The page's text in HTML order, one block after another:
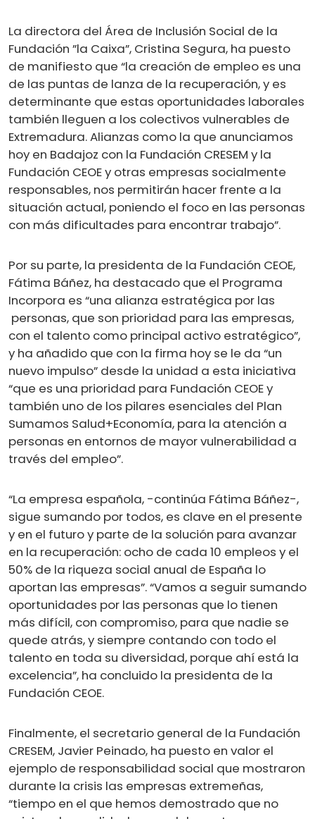
La directora del Área de Inclusión Social de la
Fundación ”la Caixa”, Cristina Segura, ha puesto
de manifiesto que “la creación de empleo es una
de las puntas de lanza de la recuperación, y es
determinante que estas oportunidades laborales
también lleguen a los colectivos vulnerables de
Extremadura. Alianzas como la que anunciamos
hoy en Badajoz con la Fundación CRESEM y la
Fundación CEOE y otras empresas socialmente
responsables, nos permitirán hacer frente a la
situación actual, poniendo el foco en las personas
con más dificultades para encontrar trabajo”.
Por su parte, la presidenta de la Fundación CEOE,
Fátima Báñez, ha destacado que el Programa
Incorpora es “una alianza estratégica por las
personas, que son prioridad para las empresas,
con el talento como principal activo estratégico”,
y ha añadido que con la firma hoy se le da “un
nuevo impulso” desde la unidad a esta iniciativa
“que es una prioridad para Fundación CEOE y
también uno de los pilares esenciales del Plan
Sumamos Salud+Economía, para la atención a
personas en entornos de mayor vulnerabilidad a
través del empleo”.
“La empresa española, -continúa Fátima Báñez-,
sigue sumando por todos, es clave en el presente
y en el futuro y parte de la solución para avanzar
en la recuperación: ocho de cada 10 empleos y el
50% de la riqueza social anual de España lo
aportan las empresas”. “Vamos a seguir sumando
oportunidades por las personas que lo tienen
más difícil, con compromiso, para que nadie se
quede atrás, y siempre contando con todo el
talento en toda su diversidad, porque ahí está la
excelencia”, ha concluido la presidenta de la
Fundación CEOE.
Finalmente, el secretario general de la Fundación
CRESEM, Javier Peinado, ha puesto en valor el
ejemplo de responsabilidad social que mostraron
durante la crisis las empresas extremeñas,
“tiempo en el que hemos demostrado que no